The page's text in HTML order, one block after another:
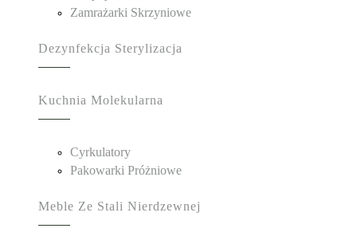
Zamrażarki Skrzyniowe
Dezynfekcja Sterylizacja
Kuchnia Molekularna
Cyrkulatory
Pakowarki Próżniowe
Meble Ze Stali Nierdzewnej